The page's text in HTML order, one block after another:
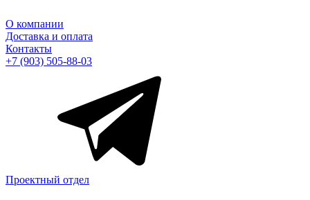
О компании
Доставка и оплата
Контакты
+7 (903) 505-88-03
Проектный отдел